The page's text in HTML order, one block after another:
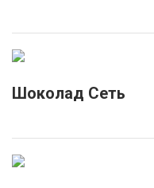
Шоколад Сеть